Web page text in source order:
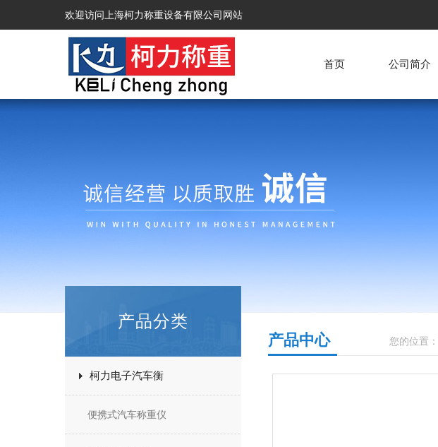
欢迎访问上海柯力称重设备有限公司网站
首页 公司简介
产品分类
柯力电子汽车衡
便携式汽车称重仪
您的位置：
产品中心